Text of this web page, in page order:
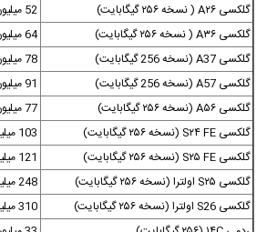
گلکسی A۲۶ ( نسخه ۲۵۶ گیگابایت)
52 میلیون تومان
گلکسی A۳۶ ( نسخه ۲۵۶ گیگابایت)
64 میلیون تومان
گلکسی A37 (نسخه 256 گیگابایت)
78 میلیون و 200 هزار تومان
گلکسی A57 (نسخه 256 گیگابایت)
91 میلیون و 500 هزار تومان
گلکسی A۵۶ (نسخه ۲۵۶ گیگابایت)
77 میلیون و 800 هزار تومان
گلکسی S۲۴ FE (نسخه ۲۵۶ گیگابایت)
103 میلیون و 900 هزار تومان
گلکسی S۲۵ FE (نسخه ۲۵۶ گیگابایت)
121 میلیون و 400 هزار تومان
گلکسی S۲۵ اولترا (نسخه ۲۵۶ گیگابایت)
248 میلیون تومان
گلکسی S26 اولترا (نسخه ۲۵۶ گیگابایت)
310 میلیون تومان